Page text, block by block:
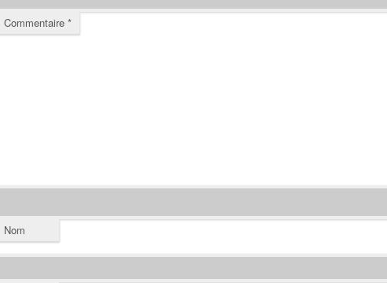
Commentaire *
Nom